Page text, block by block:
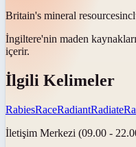
Britain's mineral resources
İngiltere'nin maden kaynakları
içerir.
İlgili Kelimeler
RabiesRaceRadiantRadiate
İletişim Merkezi (09.00 -